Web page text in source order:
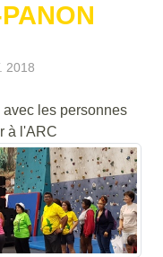
2018
les personnes
à l'ARC